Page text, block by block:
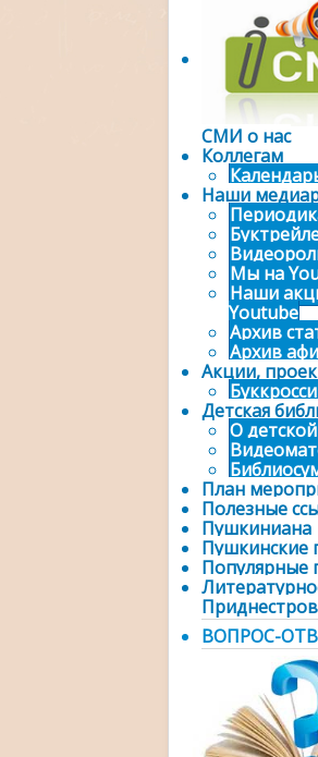
СМИ о нас
Коллегам
Наши
Мы на
Наши
Youtube
Архив
Архив
Акции,
Детская
О
План
Полезные
Пушкиниана
Пушкинские
Популярные
ВОПРОС-